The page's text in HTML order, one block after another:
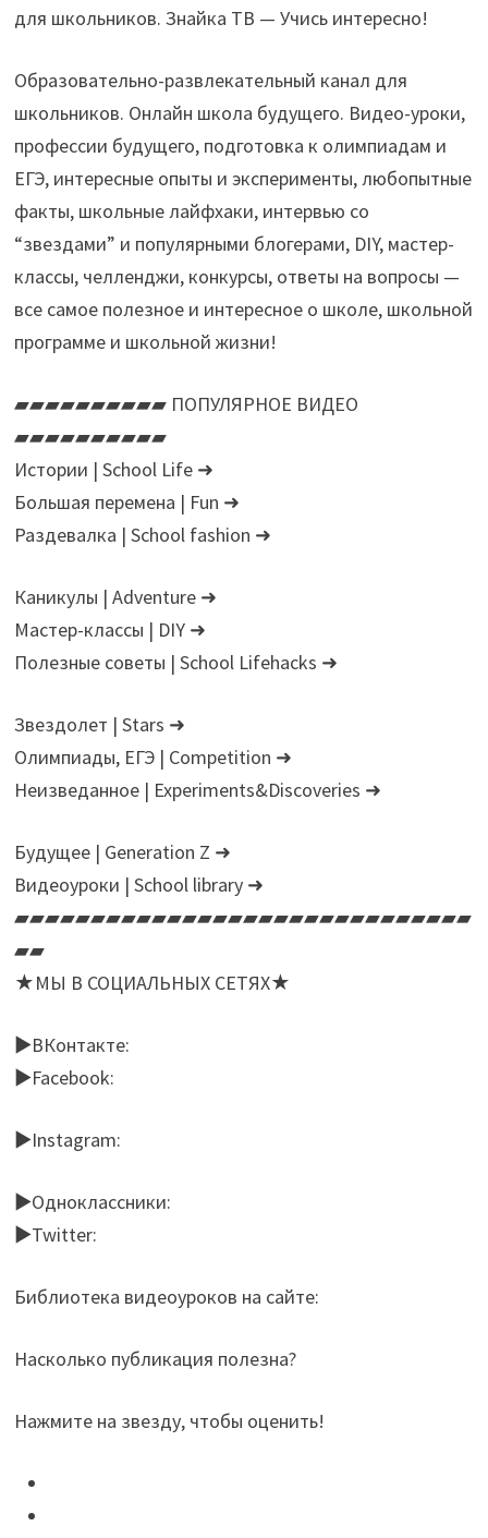
для школьников. Знайка ТВ — Учись интересно!
Образовательно-развлекательный канал для
школьников. Онлайн школа будущего. Видео-уроки,
профессии будущего, подготовка к олимпиадам и
ЕГЭ, интересные опыты и эксперименты, любопытные
факты, школьные лайфхаки, интервью со
“звездами” и популярными блогерами, DIY, мастер-
классы, челленджи, конкурсы, ответы на вопросы —
все самое полезное и интересное о школе, школьной
программе и школьной жизни!
▰▰▰▰▰▰▰▰▰▰ ПОПУЛЯРНОЕ ВИДЕО
▰▰▰▰▰▰▰▰▰▰
Истории | School Life ➜
Большая перемена | Fun ➜
Раздевалка | School fashion ➜
Каникулы | Adventure ➜
Мастер-классы | DIY ➜
Полезные советы | School Lifehacks ➜
Звездолет | Stars ➜
Олимпиады, ЕГЭ | Сompetition ➜
Неизведанное | Experiments&Discoveries ➜
Будущее | Generation Z ➜
Видеоуроки | School library ➜
▰▰▰▰▰▰▰▰▰▰▰▰▰▰▰▰▰▰▰▰▰▰▰▰▰▰▰▰▰▰
▰▰
★МЫ В СОЦИАЛЬНЫХ СЕТЯХ★
►ВКонтакте:
►Facebook:
►Instagram:
►Одноклассники:
►Twitter:
Библиотека видеоуроков на сайте:
Насколько публикация полезна?
Нажмите на звезду, чтобы оценить!